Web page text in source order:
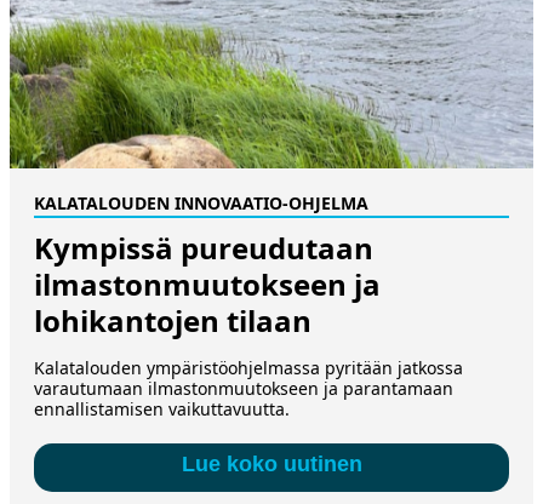
KALATALOUDEN INNOVAATIO-OHJELMA
Kympissä pureudutaan
ilmastonmuutokseen ja
lohikantojen tilaan
Kalatalouden ympäristöohjelmassa pyritään jatkossa
varautumaan ilmastonmuutokseen ja parantamaan
ennallistamisen vaikuttavuutta.
Lue koko uutinen